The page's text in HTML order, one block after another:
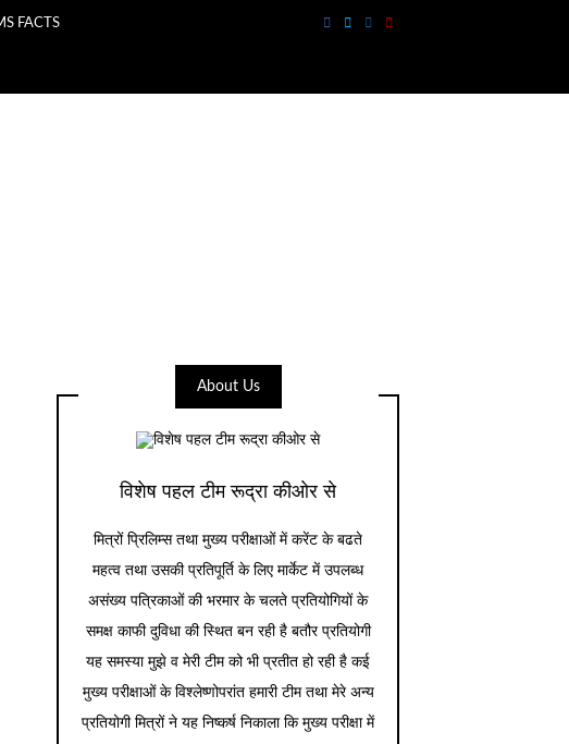
FACTS
About Us
विशेष पहल टीम रूद्रा कीओर से
मित्रों प्रिलिम्स तथा मुख्य परीक्षाओं में करेंट के बढते
महत्व तथा उसकी प्रतिपूर्ति के लिए मार्केट में उपलब्ध
असंख्य पत्रिकाओं की भरमार के चलते प्रतियोगियों के
समक्ष काफी दुविधा की स्थित बन रही है बतौर प्रतियोगी
यह समस्या मुझे व मेरी टीम को भी प्रतीत हो रही है कई
मुख्य परीक्षाओं के विश्लेष्णोपरांत हमारी टीम तथा मेरे अन्य
प्रतियोगी मित्रों ने यह निष्कर्ष निकाला कि मुख्य परीक्षा में